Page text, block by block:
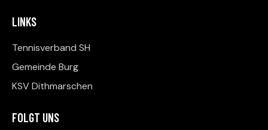
LINKS
Tennisverband SH
Gemeinde Burg
KSV Dithmarschen
FOLGT UNS